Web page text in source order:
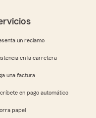
un reclamo
en la carretera
una factura
en pago automático
papel